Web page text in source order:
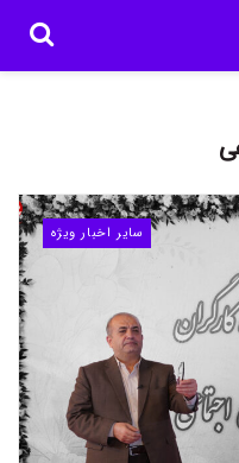
سایر اخبار ویژه